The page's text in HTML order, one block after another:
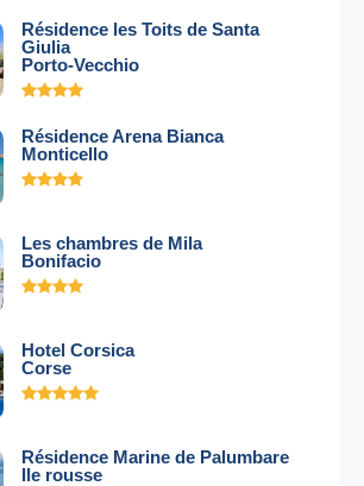
Résidence les Toits de Santa
Giulia
Porto-Vecchio
Résidence Arena Bianca
Monticello
Les chambres de Mila
Bonifacio
Hotel Corsica
Corse
Résidence Marine de Palumbare
Ile rousse